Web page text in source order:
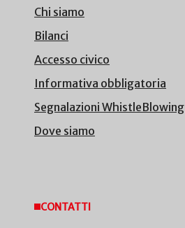
Chi siamo
Bilanci
Accesso civico
Informativa obbligatoria
Segnalazioni WhistleBlowing
Dove siamo
CONTATTI